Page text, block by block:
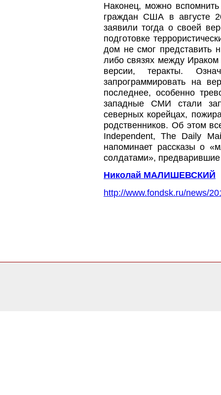
Наконец, можно
граждан США в августе
заявили тогда о своей
подготовке
дом не смог представить
либо связях между
версии, теракты.
запрограммировать на
последнее, особенно
западные СМИ стали
северных корейцах,
родственников. Об этом
Independent, The Daily
напоминает рассказы о
солдатами»,
Николай МАЛИШЕВСКИЙ
http://www.fondsk.ru/news/